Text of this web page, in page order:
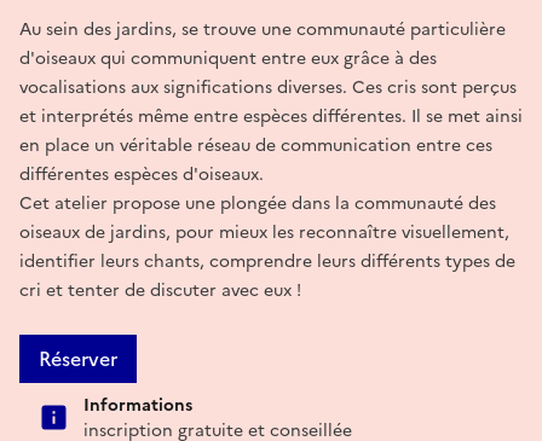
Au sein des jardins, se trouve une communauté particulière
d'oiseaux qui communiquent entre eux grâce à des
vocalisations aux significations diverses. Ces cris sont perçus
et interprétés même entre espèces différentes. Il se met ainsi
en place un véritable réseau de communication entre ces
différentes espèces d'oiseaux.
Cet atelier propose une plongée dans la communauté des
oiseaux de jardins, pour mieux les reconnaître visuellement,
identifier leurs chants, comprendre leurs différents types de
cri et tenter de discuter avec eux !
Réserver
Informations
inscription gratuite et conseillée